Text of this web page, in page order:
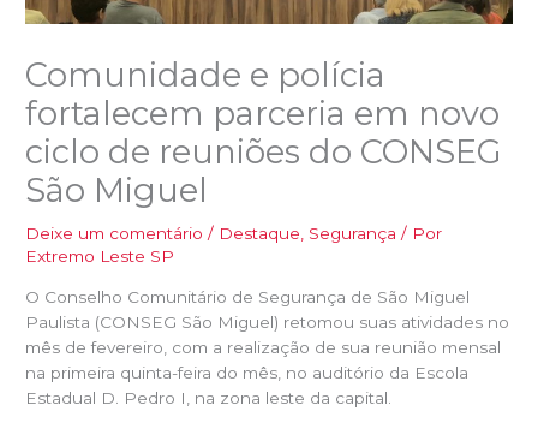
Comunidade e polícia
fortalecem parceria em novo
ciclo de reuniões do CONSEG
São Miguel
Deixe um comentário / Destaque, Segurança / Por
Extremo Leste SP
O Conselho Comunitário de Segurança de São Miguel
Paulista (CONSEG São Miguel) retomou suas atividades no
mês de fevereiro, com a realização de sua reunião mensal
na primeira quinta-feira do mês, no auditório da Escola
Estadual D. Pedro I, na zona leste da capital.